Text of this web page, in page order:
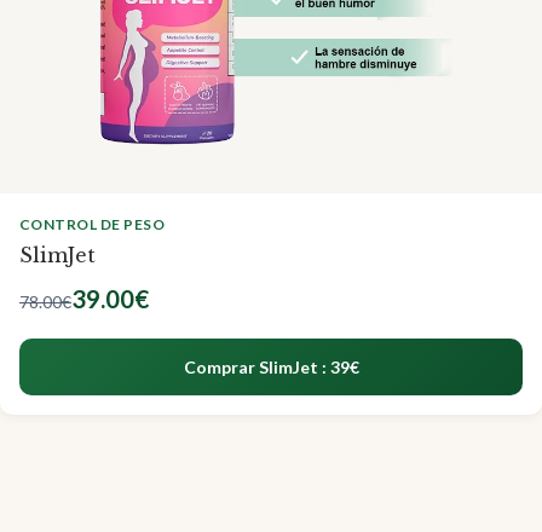
CONTROL DE PESO
SlimJet
78.00€39.00€
Comprar SlimJet : 39€